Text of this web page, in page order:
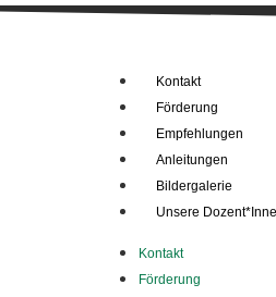
Kontakt
Förderung
Empfehlungen
Anleitungen
Bildergalerie
Unsere
Kontakt
Förderung